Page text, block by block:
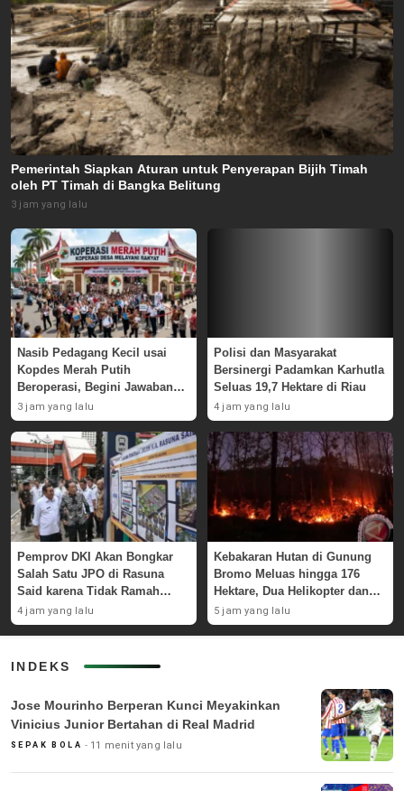
Pemerintah Siapkan Aturan untuk Penyerapan Bijih Timah
oleh PT Timah di Bangka Belitung
3 jam yang lalu
Nasib Pedagang Kecil usai
Kopdes Merah Putih
Beroperasi, Begini Jawaban
Pemerintah
3 jam yang lalu
Polisi dan Masyarakat
Bersinergi Padamkan Karhutla
Seluas 19,7 Hektare di Riau
4 jam yang lalu
Pemprov DKI Akan Bongkar
Salah Satu JPO di Rasuna
Said karena Tidak Ramah
Disabilitas
4 jam yang lalu
Kebakaran Hutan di Gunung
Bromo Meluas hingga 176
Hektare, Dua Helikopter dan
Drone Dikerahkan untuk
Pemadaman
5 jam yang lalu
INDEKS
Jose Mourinho Berperan Kunci Meyakinkan
Vinicius Junior Bertahan di Real Madrid
SEPAK BOLA 11 menit yang lalu